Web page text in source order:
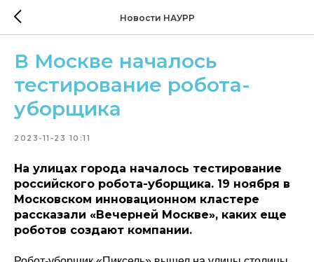
Новости НАУРР
В Москве началось
тестирование робота-
уборщика
2023-11-23 10:11
На улицах города началось тестирование
российского робота-уборщика. 19 ноября в
Московском инновационном кластере
рассказали «Вечерней Москве», каких еще
роботов создают компании.